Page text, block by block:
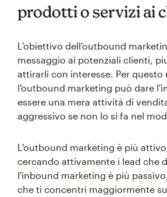
prodotti o servizi ai
L'obiettivo dell'outbound
messaggio ai potenziali clienti,
attirarli con interesse. Per questo
l'outbound marketing può dare
essere una mera attività di
aggressivo se non lo si fa nel
L'outbound marketing è più
cercando attivamente i lead che
l'inbound marketing è più
che ti concentri maggiormente